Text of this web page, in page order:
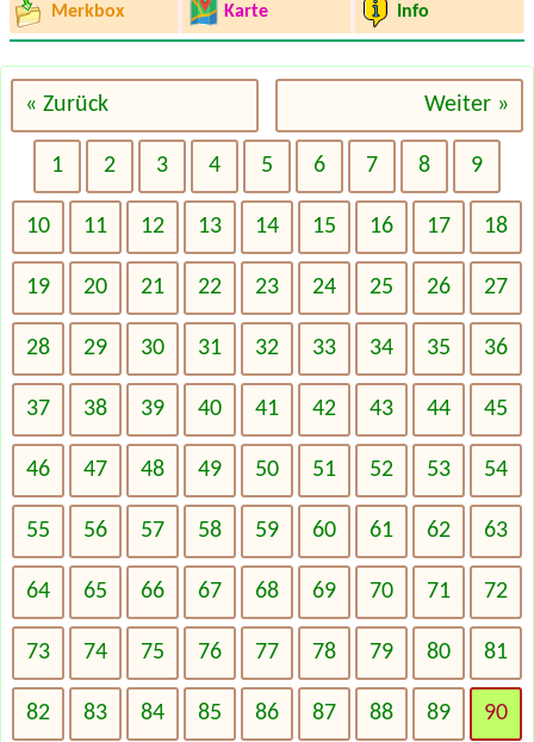
Merkbox Karte Info
« Zurück Weiter »
1 2 3 4 5 6 7 8 9
10 11 12 13 14 15 16 17 18
19 20 21 22 23 24 25 26 27
28 29 30 31 32 33 34 35 36
37 38 39 40 41 42 43 44 45
46 47 48 49 50 51 52 53 54
55 56 57 58 59 60 61 62 63
64 65 66 67 68 69 70 71 72
73 74 75 76 77 78 79 80 81
82 83 84 85 86 87 88 89 90